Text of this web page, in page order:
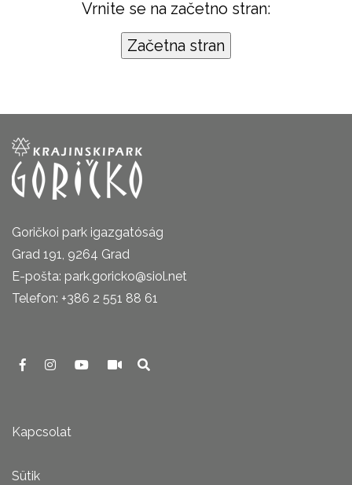
Vrnite se na začetno stran:
Goričkoi park igazgatóság
Grad 191, 9264 Grad
E-pošta: park.goricko@siol.net
Telefon: +386 2 551 88 61
Kapcsolat
Sütik